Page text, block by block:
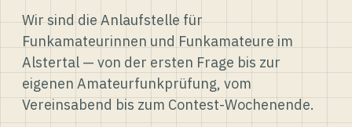
Wir sind die Anlaufstelle für
Funkamateurinnen und Funkamateure im
Alstertal — von der ersten Frage bis zur
eigenen Amateurfunkprüfung, vom
Vereinsabend bis zum Contest-Wochenende.